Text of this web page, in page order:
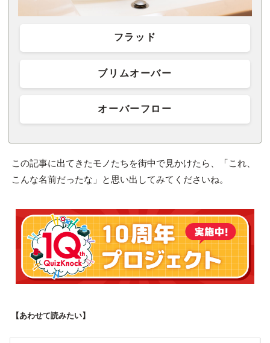
フラッド
ブリムオーバー
オーバーフロー
この記事に出てきたモノたちを街中で見かけたら、「これ、
こんな名前だったな」と思い出してみてくださいね。
【あわせて読みたい】